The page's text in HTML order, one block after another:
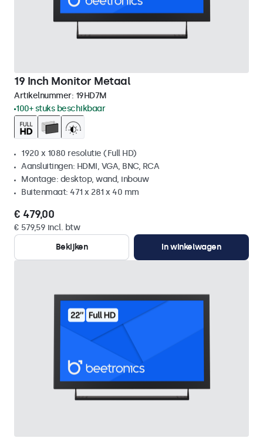
19 Inch Monitor Metaal
Artikelnummer: 19HD7M
100+ stuks beschikbaar
1920 x 1080 resolutie (Full HD)
Aansluitingen: HDMI, VGA, BNC, RCA
Montage: desktop, wand, inbouw
Buitenmaat: 471 x 281 x 40 mm
€ 479,00
€ 579,59 incl. btw
Bekijken
In winkelwagen